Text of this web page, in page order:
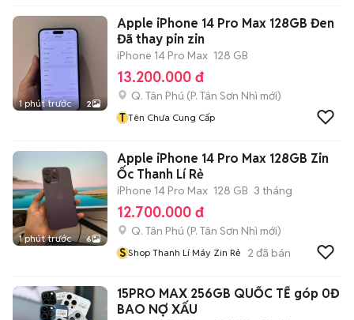
1 phút trước 2
Apple iPhone 14 Pro Max 128GB Đen
Đã thay pin zin
iPhone 14 Pro Max 128 GB
13.200.000 đ
Q. Tân Phú (P. Tân Sơn Nhì mới)
T Tên Chưa Cung Cấp
1 phút trước 6
Apple iPhone 14 Pro Max 128GB Zin
Ốc Thanh Lí Rẻ
iPhone 14 Pro Max 128 GB 3 tháng
12.700.000 đ
Q. Tân Phú (P. Tân Sơn Nhì mới)
S Shop Thanh Lí Máy Zin Rẻ 2 đã bán
15PRO MAX 256GB QUỐC TẾ góp 0Đ
BAO NỢ XẤU